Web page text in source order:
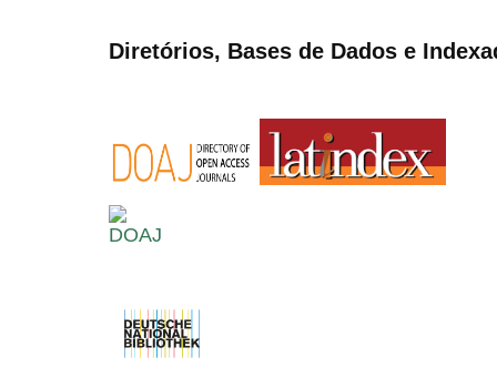
Diretórios, Bases de Dados e